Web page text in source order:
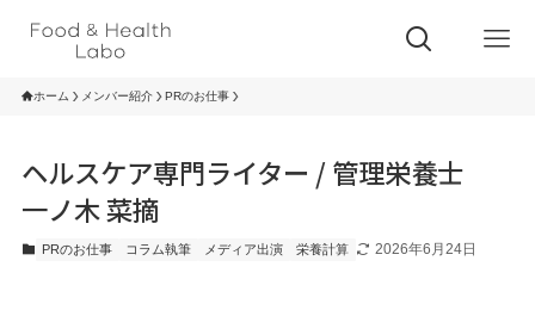
ホーム メンバー紹介 PRのお仕事
ヘルスケア専門ライター / 管理栄養士
一ノ木 菜摘
PRのお仕事 コラム執筆 メディア出演 栄養計算 2026年6月24日